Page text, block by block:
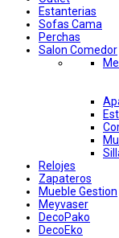
Estanterias
Sofas Cama
Perchas
Salon Comedor
Relojes
Zapateros
Mueble Gestion
Meyvaser
DecoPako
DecoEko